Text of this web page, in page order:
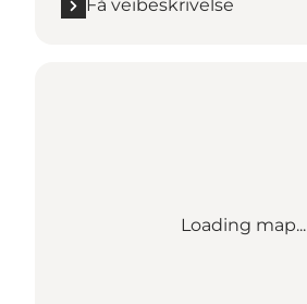
Få veibeskrivelse
Loading map...